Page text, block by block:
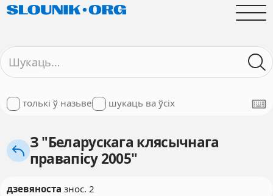
толькі ў назьве шукаць ва ўсіх
З "Беларускага клясычнага
правапісу 2005"
дзевяноста знос. 2